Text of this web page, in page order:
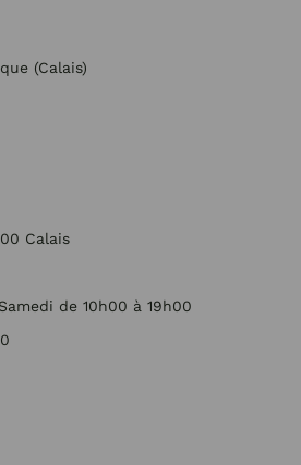
(Calais)
Calais
de 10h00 à 19h00